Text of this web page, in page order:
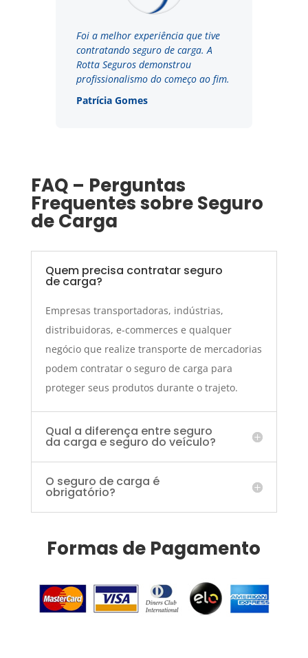
Foi a melhor experiência que tive
contratando seguro de carga. A
Rotta Seguros demonstrou
profissionalismo do começo ao fim.
Patrícia Gomes
FAQ – Perguntas
Frequentes sobre Seguro
de Carga
Quem precisa contratar seguro
de carga?
Empresas transportadoras, indústrias,
distribuidoras, e-commerces e qualquer
negócio que realize transporte de mercadorias
podem contratar o seguro de carga para
proteger seus produtos durante o trajeto.
Qual a diferença entre seguro
da carga e seguro do veículo?
O seguro de carga é
obrigatório?
Formas de Pagamento